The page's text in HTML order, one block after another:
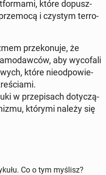
które do­pusz­
i czystym ter­ro­
prze­ko­nu­je, że
aby wy­co­fa­li
które nie­od­po­wie­
w prze­pi­sach do­ty­czą­
którymi należy się
Co o tym myślisz?